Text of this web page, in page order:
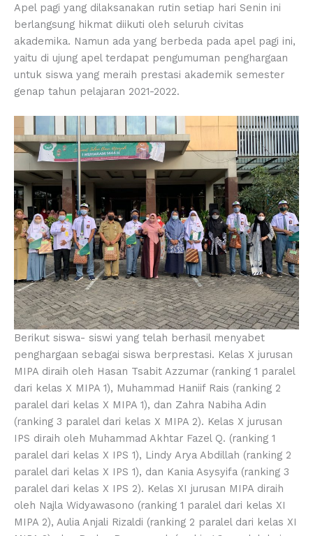
Apel pagi yang dilaksanakan rutin setiap hari Senin ini
berlangsung hikmat diikuti oleh seluruh civitas
akademika. Namun ada yang berbeda pada apel pagi ini,
yaitu di ujung apel terdapat pengumuman penghargaan
untuk siswa yang meraih prestasi akademik semester
genap tahun pelajaran 2021-2022.
Berikut siswa- siswi yang telah berhasil menyabet
penghargaan sebagai siswa berprestasi. Kelas X jurusan
MIPA diraih oleh Hasan Tsabit Azzumar (ranking 1 paralel
dari kelas X MIPA 1), Muhammad Haniif Rais (ranking 2
paralel dari kelas X MIPA 1), dan Zahra Nabiha Adin
(ranking 3 paralel dari kelas X MIPA 2). Kelas X jurusan
IPS diraih oleh Muhammad Akhtar Fazel Q. (ranking 1
paralel dari kelas X IPS 1), Lindy Arya Abdillah (ranking 2
paralel dari kelas X IPS 1), dan Kania Asysyifa (ranking 3
paralel dari kelas X IPS 2). Kelas XI jurusan MIPA diraih
oleh Najla Widyawasono (ranking 1 paralel dari kelas XI
MIPA 2), Aulia Anjali Rizaldi (ranking 2 paralel dari kelas XI